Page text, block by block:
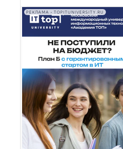
РЕКЛАМА • TOPITUNIVERSITY.RU